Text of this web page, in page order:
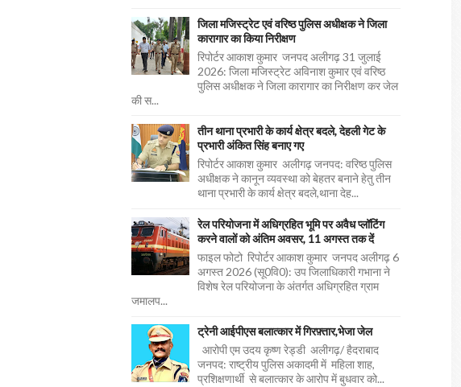
जिला मजिस्ट्रेट एवं वरिष्ठ पुलिस अधीक्षक ने जिला
कारागार का किया निरीक्षण
रिपोर्टर आकाश कुमार जनपद अलीगढ़ 31 जुलाई
2026: जिला मजिस्ट्रेट अविनाश कुमार एवं वरिष्ठ
पुलिस अधीक्षक ने जिला कारागार का निरीक्षण कर जेल
की स...
तीन थाना प्रभारी के कार्य क्षेत्र बदले, देहली गेट के
प्रभारी अंकित सिंह बनाए गए
रिपोर्टर आकाश कुमार अलीगढ़ जनपद: वरिष्ठ पुलिस
अधीक्षक ने कानून व्यवस्था को बेहतर बनाने हेतु तीन
थाना प्रभारी के कार्य क्षेत्र बदले,थाना देह...
रेल परियोजना में अधिग्रहित भूमि पर अवैध प्लॉटिंग
करने वालों को अंतिम अवसर, 11 अगस्त तक दें
फाइल फोटो रिपोर्टर आकाश कुमार जनपद अलीगढ़ 6
अगस्त 2026 (सू0वि0): उप जिलाधिकारी गभाना ने
विशेष रेल परियोजना के अंतर्गत अधिग्रहित ग्राम
जमालप...
ट्रेनी आईपीएस बलात्कार में गिरफ़्तार,भेजा जेल
आरोपी एम उदय कृष्ण रेड्डी अलीगढ़/ हैदराबाद
जनपद: राष्ट्रीय पुलिस अकादमी में महिला शाह,
प्रशिक्षणार्थी से बलात्कार के आरोप में बुधवार को...